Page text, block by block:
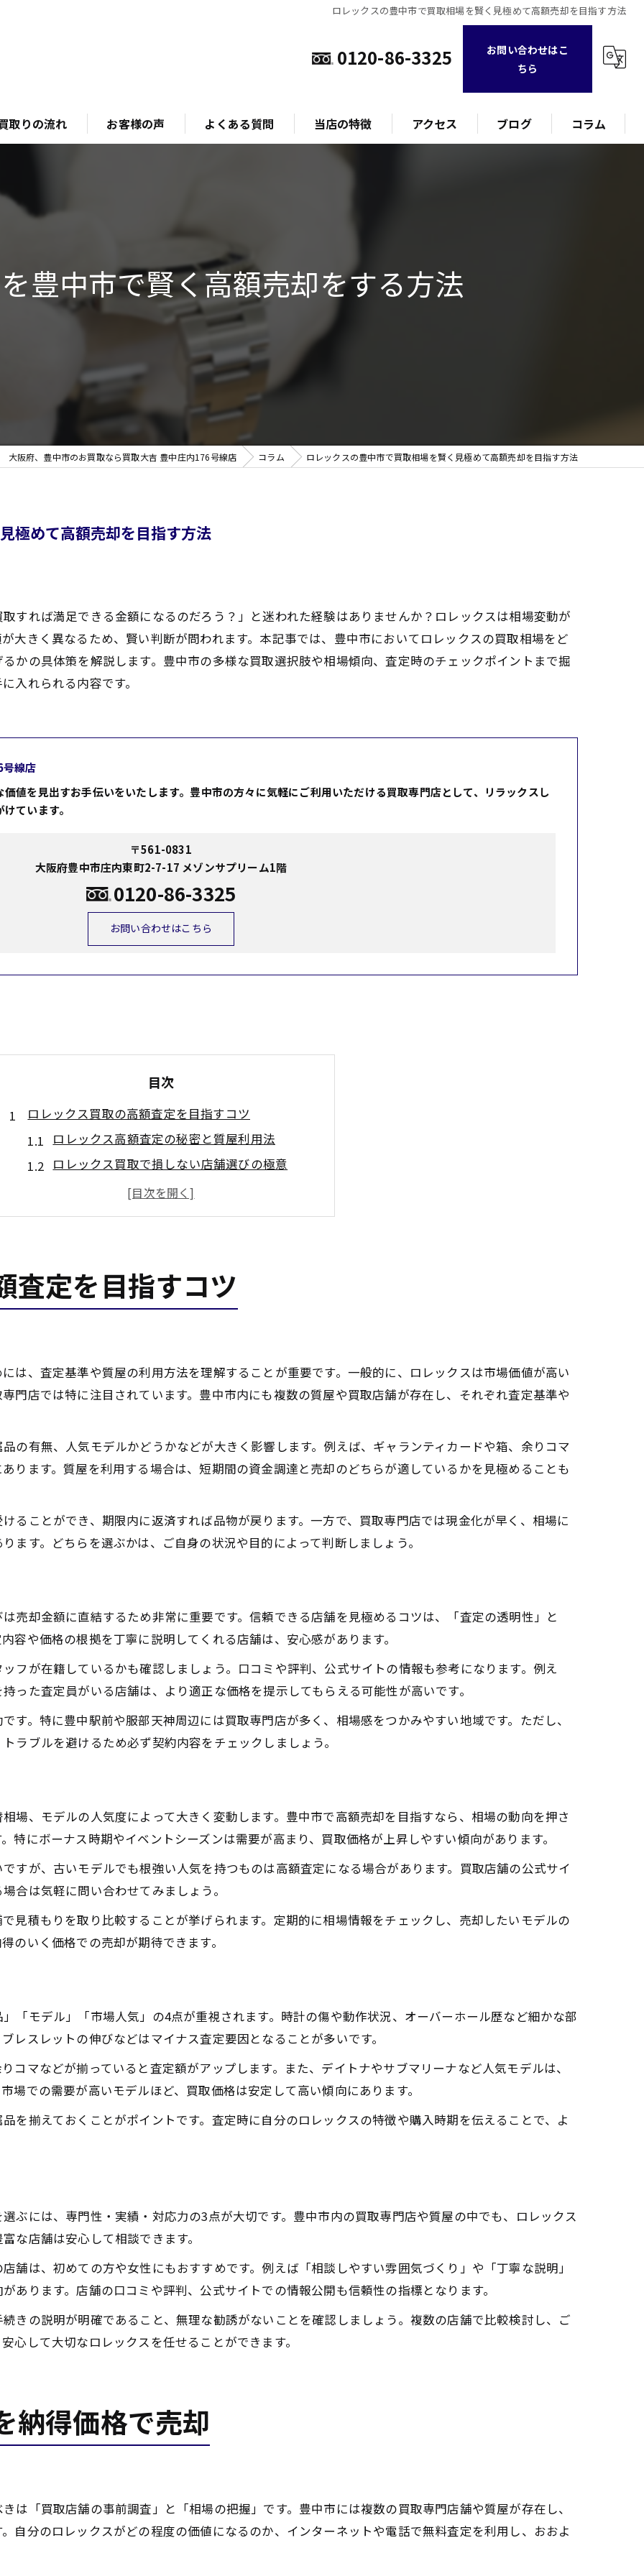
ロレックスの豊中市で買取相場を賢く見極めて高額売却を目指す方法
0120-86-3325
お問い合わせはこ
ちら
取りの流れ お客様の声 よくある質問 当店の特徴
ジュエリー
無料査定
アクセス ブログ コラム
豊中市で賢く高額売却をする方法
大阪府、豊中市のお買取なら買取大吉 豊中庄内176号線店 コラム ロレックスの豊中市で買取相場を賢く見極めて高額売却を目指す方法
極めて高額売却を目指す方法
すれば満足できる金額になるのだろう？」と迷われた経験はありませんか？ロレックスは相場変動が
大きく異なるため、賢い判断が問われます。本記事では、豊中市においてロレックスの買取相場をど
かの具体策を解説します。豊中市の多様な買取選択肢や相場傾向、査定時のチェックポイントまで掘
入れられる内容です。
号線店
値を見出すお手伝いをいたします。豊中市の方々に気軽にご利用いただける買取専門店として、リラックスし
ています。
〒561-0831
大阪府豊中市庄内東町2-7-17 メゾンサプリーム1階
0120-86-3325
お問い合わせはこちら
目次
ロレックス買取の高額査定を目指すコツ
ロレックス高額査定の秘密と質屋利用法
ロレックス買取で損しない店舗選びの極意
ロレックス売却のタイミングと相場動向の見方
ロレックス査定時に重視されるポイント解説
ロレックス売却を豊中市で成功させる流れ
ロレックスの豊中市買取店舗選びの基準
ロレックスを豊中市で高く売るコツと注意点
ロレックス買取時の交渉術と店舗比較法
ロレックス相場変動のしくみと売却判断基準
ロレックス高騰モデルの見分け方と売り時
ロレックス価格変動に強い買取戦略とは
ロレックス売却前に確認したい最新相場情報
ロレックス高価買取を引き出すメンテナンス
ロレックス査定基準と減額ポイントの違い
ロレックス買取時の事前チェックリスト
ロレックス壊れた場合でも価値評価のポイント
納得できるロレックス売却先の選び方
ロレックス売却先選びで失敗しない基準
ロレックス売却先比較で得するチェック項目
ロレックス高価買取につながる店舗の特徴
豊中市でロレックス売却に失敗しない方法
ロレックス売却で豊中市の選択肢を比較
ロレックス買取時の失敗例と防止策まとめ
ロレックス売却で後悔しないための事前準備
査定を目指すコツ
は、査定基準や質屋の利用方法を理解することが重要です。一般的に、ロレックスは市場価値が高い
門店では特に注目されています。豊中市内にも複数の質屋や買取店舗が存在し、それぞれ査定基準や
の有無、人気モデルかどうかなどが大きく影響します。例えば、ギャランティカードや箱、余りコマ
ります。質屋を利用する場合は、短期間の資金調達と売却のどちらが適しているかを見極めることも
ることができ、期限内に返済すれば品物が戻ります。一方で、買取専門店では現金化が早く、相場に
ます。どちらを選ぶかは、ご自身の状況や目的によって判断しましょう。
売却金額に直結するため非常に重要です。信頼できる店舗を見極めるコツは、「査定の透明性」と
容や価格の根拠を丁寧に説明してくれる店舗は、安心感があります。
フが在籍しているかも確認しましょう。口コミや評判、公式サイトの情報も参考になります。例え
った査定員がいる店舗は、より適正な価格を提示してもらえる可能性が高いです。
す。特に豊中駅前や服部天神周辺には買取専門店が多く、相場感をつかみやすい地域です。ただし、
ラブルを避けるため必ず契約内容をチェックしましょう。
場、モデルの人気度によって大きく変動します。豊中市で高額売却を目指すなら、相場の動向を押さ
特にボーナス時期やイベントシーズンは需要が高まり、買取価格が上昇しやすい傾向があります。
すが、古いモデルでも根強い人気を持つものは高額査定になる場合があります。買取店舗の公式サイ
合は気軽に問い合わせてみましょう。
見積もりを取り比較することが挙げられます。定期的に相場情報をチェックし、売却したいモデルの
のいく価格での売却が期待できます。
「モデル」「市場人気」の4点が重視されます。時計の傷や動作状況、オーバーホール歴など細かな部
レスレットの伸びなどはマイナス査定要因となることが多いです。
コマなどが揃っていると査定額がアップします。また、デイトナやサブマリーナなど人気モデルは、
場での需要が高いモデルほど、買取価格は安定して高い傾向にあります。
を揃えておくことがポイントです。査定時に自分のロレックスの特徴や購入時期を伝えることで、よ
ぶには、専門性・実績・対応力の3点が大切です。豊中市内の買取専門店や質屋の中でも、ロレックス
な店舗は安心して相談できます。
舗は、初めての方や女性にもおすすめです。例えば「相談しやすい雰囲気づくり」や「丁寧な説明」
あります。店舗の口コミや評判、公式サイトでの情報公開も信頼性の指標となります。
きの説明が明確であること、無理な勧誘がないことを確認しましょう。複数の店舗で比較検討し、ご
心して大切なロレックスを任せることができます。
納得価格で売却
は「買取店舗の事前調査」と「相場の把握」です。豊中市には複数の買取専門店舗や質屋が存在し、
自分のロレックスがどの程度の価値になるのか、インターネットや電話で無料査定を利用し、おおよ